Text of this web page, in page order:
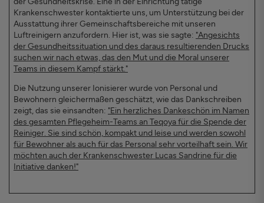
Krankenschwester kontaktierte uns, um Unterstützung bei der
Ausstattung ihrer Gemeinschaftsbereiche mit unseren
Luftreinigern anzufordern. Hier ist, was sie sagte: "Angesichts
der Gesundheitssituation und des daraus resultierenden Drucks
suchen wir nach etwas, das den Mut und die Moral unserer
Teams in diesem Kampf stärkt."
Die Nutzung unserer Ionisierer wurde von Personal und
Bewohnern gleichermaßen geschätzt, wie das Dankschreiben
zeigt, das sie einsandten: "Ein herzliches Dankeschön im Namen
des gesamten Pflegeheim-Teams an Teqoya für die Spende der
Reiniger. Sie sind schön, kompakt und leise und werden sowohl
für Bewohner als auch für das Personal sehr vorteilhaft sein. Wir
möchten auch der Krankenschwester Lucas Sandrine für die
Initiative danken!"